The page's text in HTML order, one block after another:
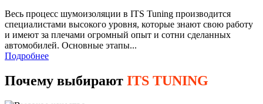
Весь процесс шумоизоляции в ITS Tuning производится
специалистами высокого уровня, которые знают свою работу
и имеют за плечами огромный опыт и сотни сделанных
автомобилей. Основные этапы...
Подробнее
Почему выбирают ITS TUNING